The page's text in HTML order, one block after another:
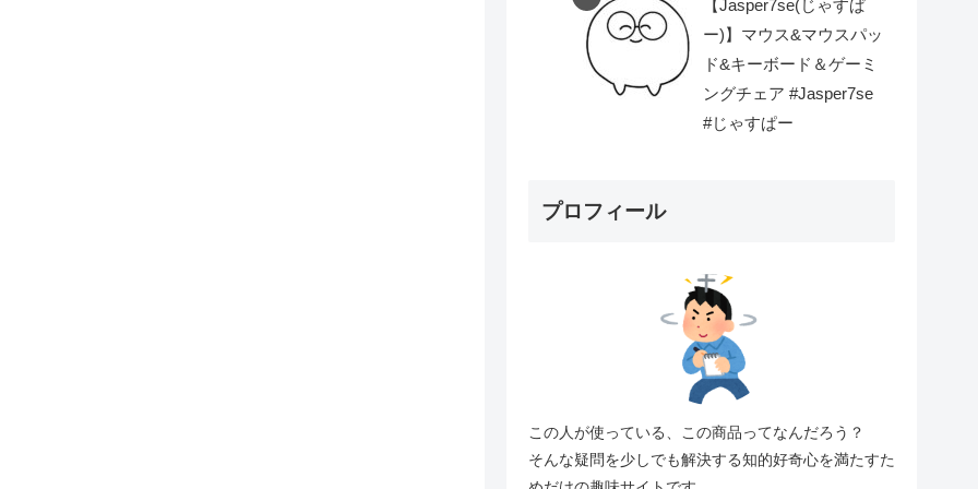
【Jasper7se(じゃすぱ
ー)】マウス&マウスパッ
ド&キーボード＆ゲーミ
ングチェア #Jasper7se
#じゃすぱー
プロフィール
この人が使っている、この商品ってなんだろう？
そんな疑問を少しでも解決する知的好奇心を満たすた